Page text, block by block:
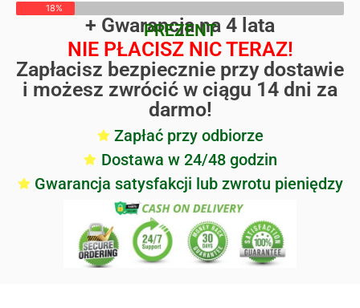
18%
+ Gwarancja na 4 lata
PREZENT
NIE PŁACISZ NIC TERAZ!
Zapłacisz bezpiecznie przy dostawie
i możesz zwrócić w ciągu 14 dni za
darmo!
Zapłać przy odbiorze
Dostawa w 24/48 godzin
Gwarancja satysfakcji lub zwrotu pieniędzy